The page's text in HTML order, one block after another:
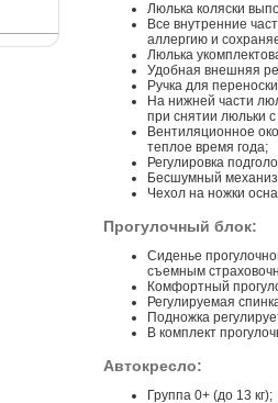
Люлька коляски
Все внутренние
аллергию и
Люлька
Удобная внешняя
Ручка для
На нижней части
при снятии люльки
Вентиляционное
теплое время года;
Регулировка
Бесшумный
Чехол на ножки
Прогулочный блок:
Сиденье
съемным
Комфортный
Регулируемая
Подножка
В комплект
Автокресло:
Группа 0+ (до 13 кг);